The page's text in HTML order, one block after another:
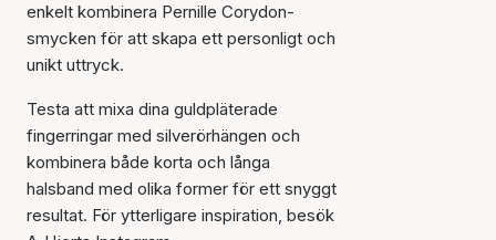
enkelt kombinera Pernille Corydon-
smycken för att skapa ett personligt och
unikt uttryck.
Testa att mixa dina guldpläterade
fingerringar med silverörhängen och
kombinera både korta och långa
halsband med olika former för ett snyggt
resultat. För ytterligare inspiration, besök